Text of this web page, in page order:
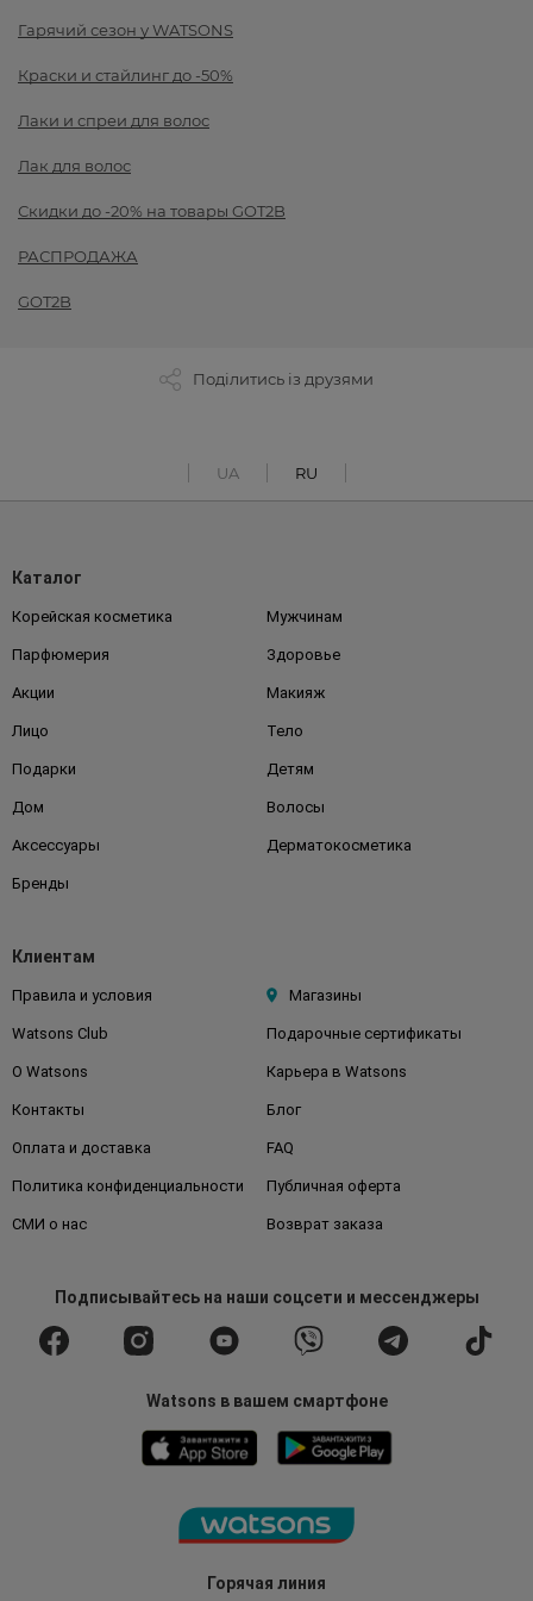
Гарячий сезон у WATSONS
Краски и стайлинг до -50%
Лаки и спреи для волос
Лак для волос
Скидки до -20% на товары GOT2B
РАСПРОДАЖА
GOT2B
Поділитись із друзями
UA RU
Горячая линия
Каталог
Корейская косметика Мужчинам
Парфюмерия Здоровье
Акции Макияж
Лицо Тело
Подарки Детям
Дом Волосы
Аксессуары Дерматокосметика
Бренды
Клиентам
Правила и условия Магазины
Watsons Club Подарочные сертификаты
О Watsons Карьера в Watsons
Контакты Блог
Оплата и доставка FAQ
Политика конфиденциальности Публичная оферта
СМИ о нас Возврат заказа
Подписывайтесьна наши соцсети и мессенджеры
Watsons в вашем смартфоне